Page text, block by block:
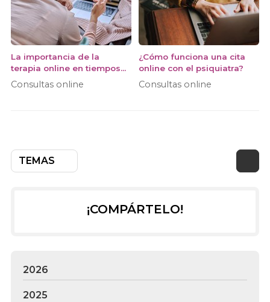
TEMAS
La importancia de la
terapia online en tiempos
de cambio
Consultas online
¿Cómo funciona una cita
online con el psiquiatra?
Consultas online
¡COMPÁRTELO!
2026
2025